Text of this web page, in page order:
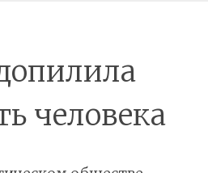
человека